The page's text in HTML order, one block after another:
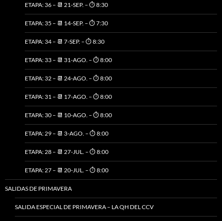
ETAPA: 36 – 📆 21-SEP. – ⏱️ 8:30
ETAPA: 35 – 📆 14-SEP. – ⏱️ 7:30
ETAPA: 34 – 📆 7-SEP. – ⏱️ 8:30
ETAPA: 33 – 📆 31-AGO. – ⏱️ 8:00
ETAPA: 32 – 📆 24-AGO. – ⏱️ 8:00
ETAPA: 31 – 📆 17-AGO. – ⏱️ 8:00
ETAPA: 30 – 📆 10-AGO. – ⏱️ 8:00
ETAPA: 29 – 📆 3-AGO. – ⏱️ 8:00
ETAPA: 28 – 📆 27-JUL. – ⏱️ 8:00
ETAPA: 27 – 📆 20-JUL. – ⏱️ 8:00
SALIDAS DE PRIMAVERA
SALIDA ESPECIAL DE PRIMAVERA – LA QH DEL CCV